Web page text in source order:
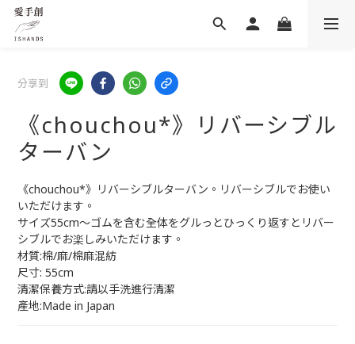
分享到
《chouchou*》リバーシブル
ターバン
《chouchou*》リバーシブルターバン。リバーシブルでお使い
いただけます。
サイズ55cm～ゴムを含む全体をグルっとひっくり返すとリバー
シブルでお楽しみいただけます。
材質:棉/麻/棉麻混紡
尺寸: 55cm
清潔保養方式:請以手洗進行清潔
產地:Made in Japan